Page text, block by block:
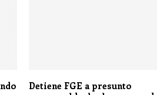
Detiene FGE a presunto